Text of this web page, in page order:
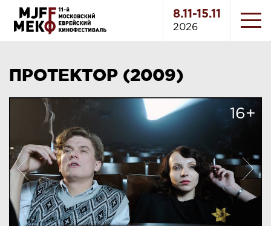
8.11-15.11
2026
ПРОТЕКТОР (2009)
16+